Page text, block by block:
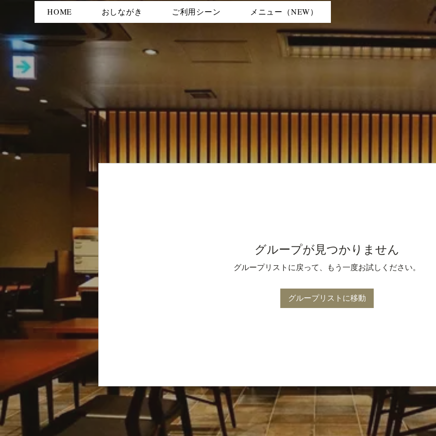
HOME おしながき ご利用シーン メニュー（NEW）
グループが見つかりません
グループリストに戻って、もう一度お試しください。
グループリストに移動